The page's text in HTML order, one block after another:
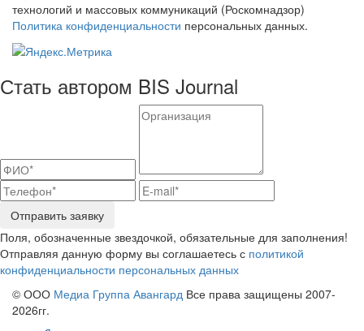
технологий и массовых коммуникаций (Роскомнадзор)
Политика конфиденциальности персональных данных.
Стать автором BIS Journal
Отправить заявку
Поля, обозначенные звездочкой, обязательные для заполнения!
Отправляя данную форму вы соглашаетесь с политикой
конфиденциальности персональных данных
© ООО Медиа Группа Авангард Все права защищены 2007-
2026гг.